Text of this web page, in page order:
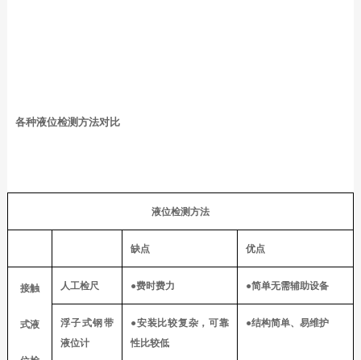
各种液位检测方法对比
液位检测方法
缺点 优点
接触
式液
人工检尺 ●费时费力 ●简单无需辅助设备
浮子式钢带
液位计
●安装比较复杂，可靠
性比较低
●结构简单、易维护